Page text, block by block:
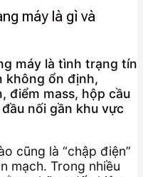
máy là gì và
máy là tình trạng tín
không ổn định,
điểm mass, hộp cầu
nối gần khu vực
cũng là “chập điện”
mạch. Trong nhiều